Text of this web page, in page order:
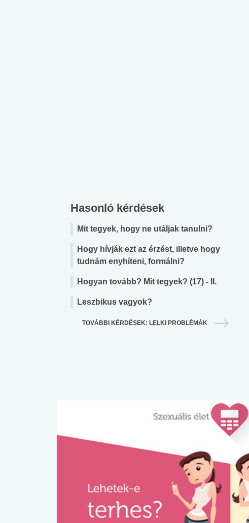
Hasonló kérdések
Mit tegyek, hogy ne utáljak tanulni?
Hogy hívják ezt az érzést, illetve hogy
tudnám enyhíteni, formálni?
Hogyan tovább? Mit tegyek? (17) - II.
Leszbikus vagyok?
TOVÁBBI KÉRDÉSEK: LELKI PROBLÉMÁK
Mekkora az ökológiai
lábnyomod?
Elsősegély